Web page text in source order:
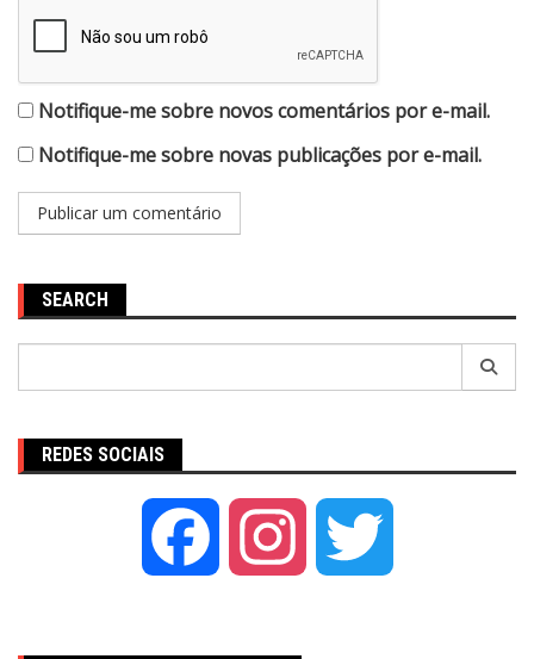
Notifique-me sobre novos comentários por e-mail.
Notifique-me sobre novas publicações por e-mail.
SEARCH
REDES SOCIAIS
Facebook Instagram